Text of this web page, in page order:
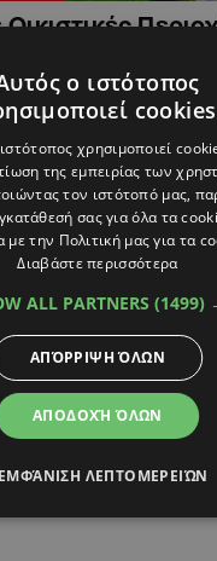
στην
ο ιστότοπος
cookies
χρησιμοποιεί
της εμπειρίας των
τον ιστότοπό μας,
σας για όλα τα
την Πολιτική μας για τα
Διαβάστε περισσότερα
ALL PARTNERS (1499)
ΑΠΟΔΟΧΉ ΌΛΩΝ
ΑΠΌΡΡΙΨΗ ΌΛΩΝ
ΕΜΦΆΝΙΣΗ ΛΕΠΤΟΜΕΡΕΙΏΝ